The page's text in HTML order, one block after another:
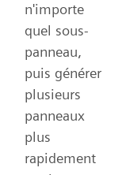
n'importe
quel sous-
panneau,
puis générer
plusieurs
panneaux
plus
rapidement